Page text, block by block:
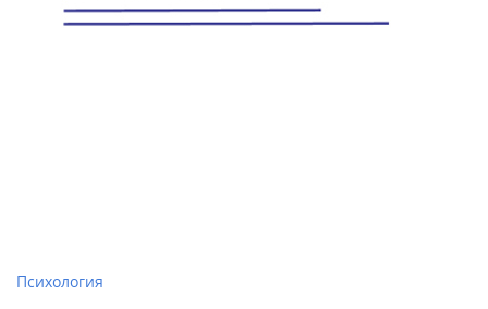
Психология